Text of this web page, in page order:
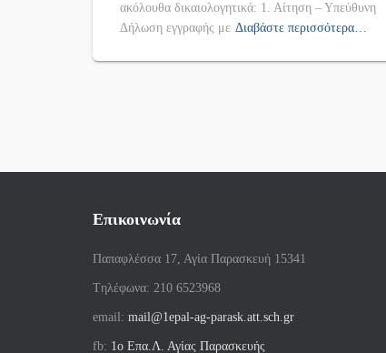
ακόλουθα δικαιολογητικά: 1. Αίτηση – Υπεύθυνη
Δήλωση εγγραφής με Διαβάστε περισσότερα…
Επικοινωνία
Παπαφλέσσα 17, Αγία Παρασκευή 15341
Tηλέφωνα: 210 6523968
email: mail@1epal-ag-parask.att.sch.gr
fb: 1ο Επα.Λ. Αγίας Παρασκευής